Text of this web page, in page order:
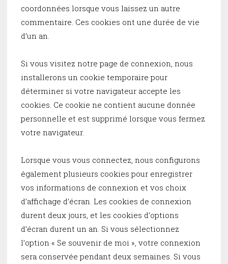
coordonnées lorsque vous laissez un autre
commentaire. Ces cookies ont une durée de vie
d’un an.
Si vous visitez notre page de connexion, nous
installerons un cookie temporaire pour
déterminer si votre navigateur accepte les
cookies. Ce cookie ne contient aucune donnée
personnelle et est supprimé lorsque vous fermez
votre navigateur.
Lorsque vous vous connectez, nous configurons
également plusieurs cookies pour enregistrer
vos informations de connexion et vos choix
d’affichage d’écran. Les cookies de connexion
durent deux jours, et les cookies d’options
d’écran durent un an. Si vous sélectionnez
l’option « Se souvenir de moi », votre connexion
sera conservée pendant deux semaines. Si vous